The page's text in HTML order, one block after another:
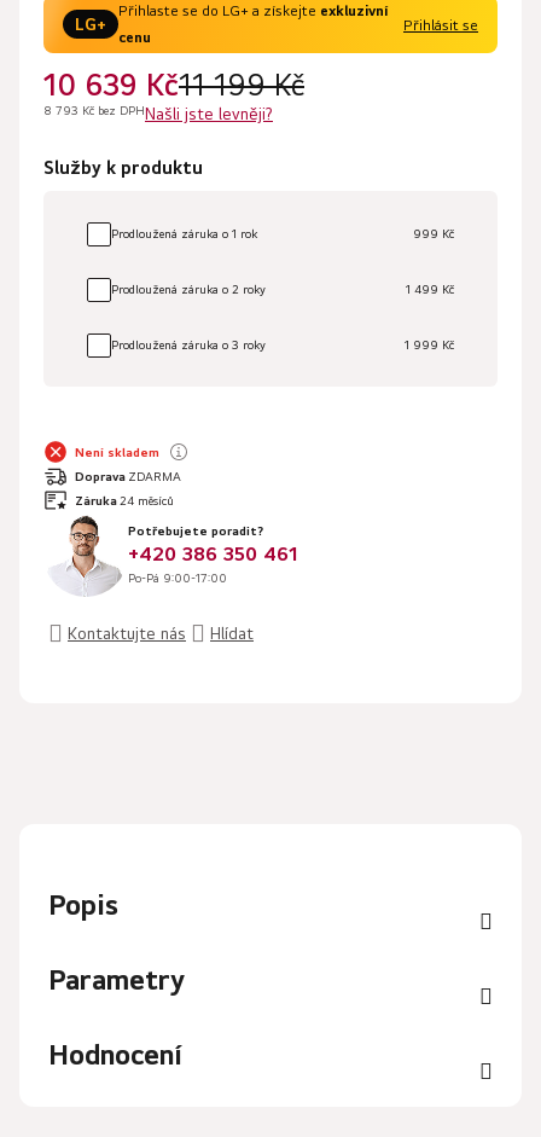
LG+
Přihlaste se do LG+ a získejte exkluzivní
cenu
Přihlásit se
11 199 Kč
10 639 Kč
8 793 Kč bez DPHNašli jste levněji?
Služby k produktu
Prodloužená záruka o 1 rok 999 Kč
Prodloužená záruka o 2 roky 1 499 Kč
Prodloužená záruka o 3 roky 1 999 Kč
Není skladem
Doprava ZDARMA
Záruka 24 měsíců
Potřebujete poradit?
+420 386 350 461
Po-Pá 9:00-17:00
Kontaktujte nás Hlídat
Popis
Parametry
Hodnocení